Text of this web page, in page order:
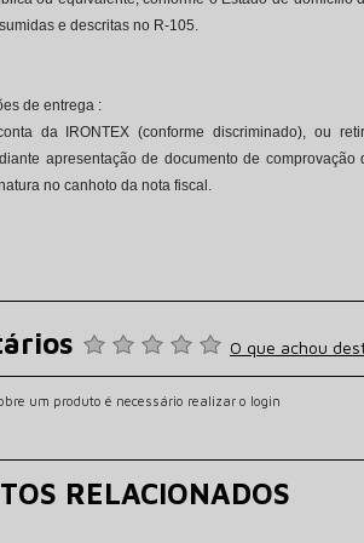
e descritas no R-105.
de entrega :
da IRONTEX (conforme discriminado), ou
apresentação de documento de
no canhoto da nota fiscal.
autorização para aquisição de colete(s) pelo órgão
nº. 018 - D. Log, de 19 de dezembro de
DO EXÉRCITO BRASILEIRO (Pessoa Jurídica) e
17/04/2015 DA POLÍCIA CIVIL/SP (Pessoa Física)
quando registrados pelo vendedor, o prazo
O que achou
um produto é necessário realizar o login
RELACIONADOS